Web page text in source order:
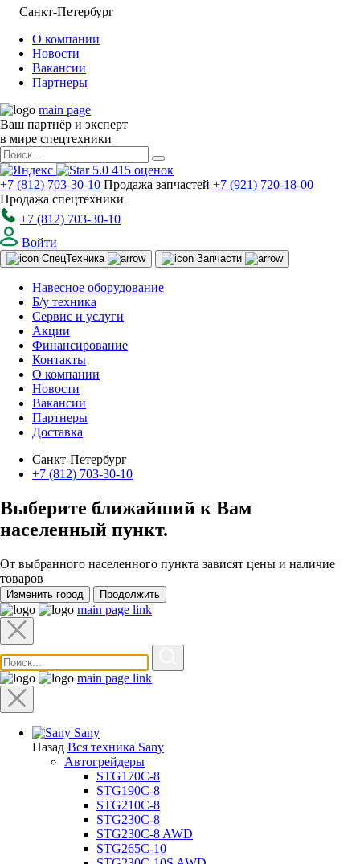
Санкт-Петербург
О компании
Новости
Вакансии
Партнеры
main page
Ваш партнёр и эксперт
в мире спецтехники
5.0 415 оценок
+7 (812) 703-30-10 Продажа запчастей +7 (921) 720-18-00
Продажа спецтехники
+7 (812) 703-30-10
Войти
СпецТехника Запчасти
Навесное оборудование
Б/у техника
Сервис и услуги
Акции
Финансирование
Контакты
О компании
Новости
Вакансии
Партнеры
Доставка
Санкт-Петербург
+7 (812) 703-30-10
Выберите ближайший к Вам
населенный пункт.
От выбранного населенного пункта зависят цены и наличие
товаров
Изменить город Продолжить
main page link
main page link
Sany
Назад Вся техника Sany
Автогрейдеры
STG170C-8
STG190C-8
STG210C-8
STG230C-8
STG230C-8 AWD
STG265C-10